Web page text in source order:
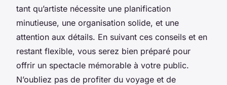
tant qu’artiste nécessite une planification
minutieuse, une organisation solide, et une
attention aux détails. En suivant ces conseils et en
restant flexible, vous serez bien préparé pour
offrir un spectacle mémorable à votre public.
N’oubliez pas de profiter du voyage et de